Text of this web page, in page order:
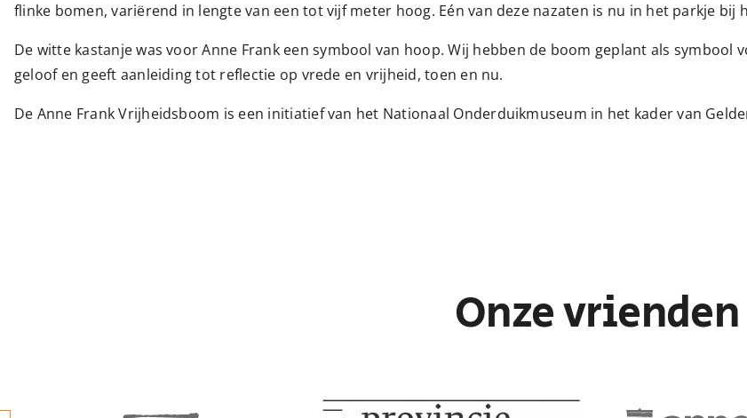
flinke bomen, variërend in lengte van een tot vijf meter hoog. Eén van deze nazaten is nu in het parkje bij
De witte kastanje was voor Anne Frank een symbool van hoop. Wij hebben de boom geplant als
geloof en geeft aanleiding tot reflectie op vrede en vrijheid, toen en nu.
De Anne Frank Vrijheidsboom is een initiatief van het Nationaal Onderduikmuseum in het kader van
Onze vrienden